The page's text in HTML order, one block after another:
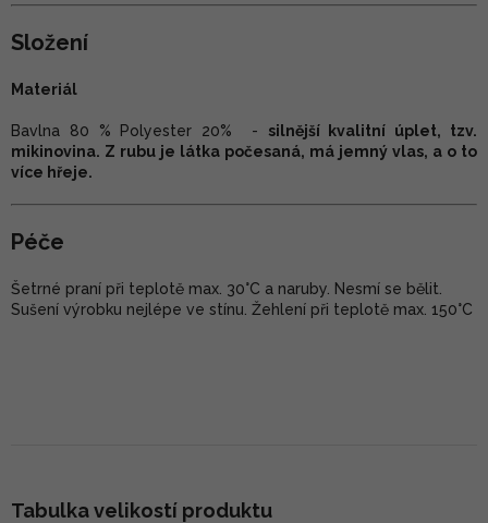
Složení
Materiál
Bavlna 80 % Polyester 20% - silnější kvalitní úplet, tzv.
mikinovina. Z rubu je látka počesaná, má jemný vlas, a o to
více hřeje.
Péče
Šetrné praní při teplotě max. 30°C a naruby. Nesmí se bělit.
Sušení výrobku nejlépe ve stínu. Žehlení při teplotě max. 150°C
Tabulka velikostí produktu